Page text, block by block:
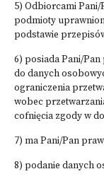
5) Odbiorcami Pani/
podmioty
podstawie
6) posiada Pani/
do danych
ograniczenia
wobec
cofnięcia zgody w
7) ma Pani/Pan
8) podanie danych